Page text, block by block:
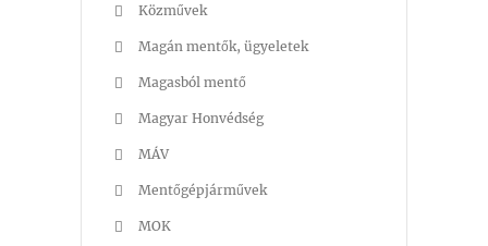
Közművek
Magán mentők, ügyeletek
Magasból mentő
Magyar Honvédség
MÁV
Mentőgépjárművek
MOK